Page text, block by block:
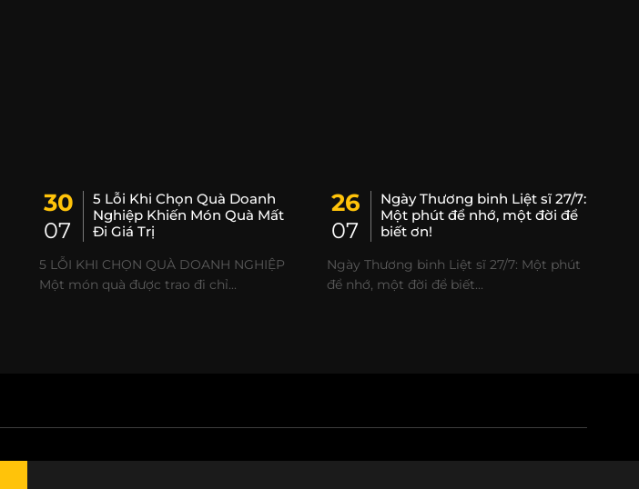
30
07
5 Lỗi Khi Chọn Quà Doanh
Nghiệp Khiến Món Quà Mất
Đi Giá Trị
5 LỖI KHI CHỌN QUÀ DOANH NGHIỆP
Một món quà được trao đi chỉ...
26
07
Ngày Thương binh Liệt sĩ 27/7:
Một phút để nhớ, một đời để
biết ơn!
Ngày Thương binh Liệt sĩ 27/7: Một phút
để nhớ, một đời để biết...